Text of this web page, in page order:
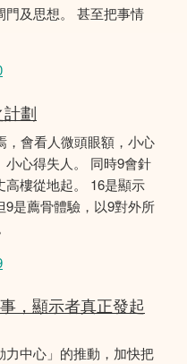
及思想。 甚至把事情
劃
，會看人微頭眼額，小心
心得失人。 同時9會針
樓從地起。 16是顯示
是薦骨體驗，以9對外所
，顯示者真正發起
中心」的推動，加快把